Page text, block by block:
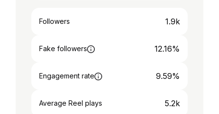
Followers 1.9k
Fake followers 12.16%
Engagement rate 9.59%
Average Reel plays 5.2k